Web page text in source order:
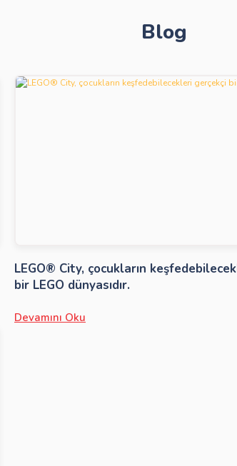
Blog
LEGO® City, çocukların
bir LEGO dünyasıdır.
Devamını Oku